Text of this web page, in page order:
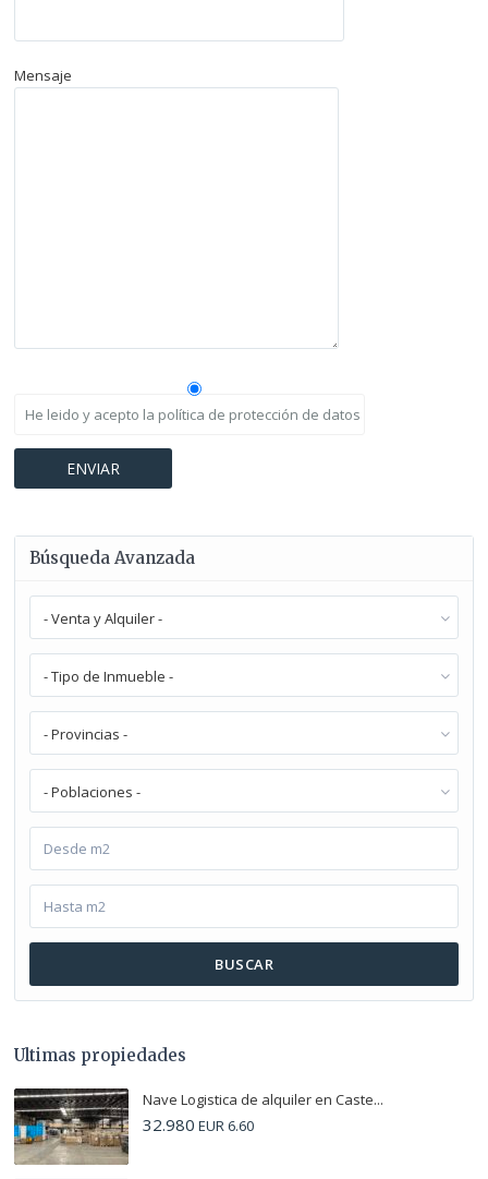
Mensaje
He leido y acepto la política de protección de datos
Búsqueda Avanzada
- Venta y Alquiler -
- Tipo de Inmueble -
- Provincias -
- Poblaciones -
BUSCAR
Ultimas propiedades
Nave Logistica de alquiler en Caste...
32.980 EUR 6.60